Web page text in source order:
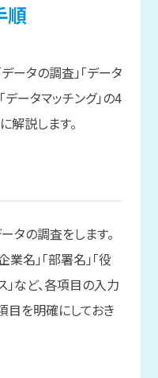
順
ータの調査」「データ
データマッチング」の4
解説します。
タの調査をします。
業名」「部署名」「役
」など、各項目の入力
目を明確にしておき